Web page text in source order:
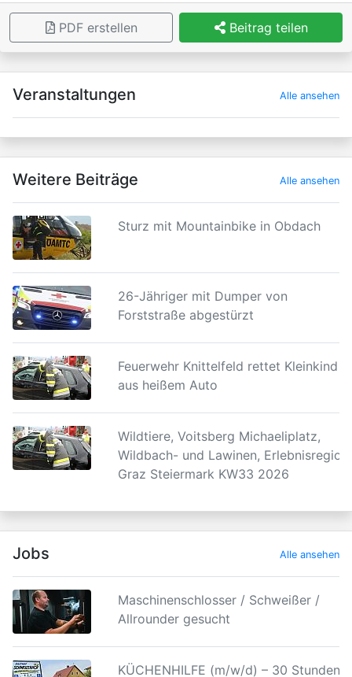
PDF erstellen Beitrag teilen
×
Veranstaltungen Alle ansehen
Weitere Beiträge Alle ansehen
Sturz mit Mountainbike in Obdach
26-Jähriger mit Dumper von
Forststraße abgestürzt
Feuerwehr Knittelfeld rettet Kleinkind
aus heißem Auto
Wildtiere, Voitsberg Michaeliplatz,
Wildbach- und Lawinen, Erlebnisregion
Graz Steiermark KW33 2026
Jobs Alle ansehen
Maschinenschlosser / Schweißer /
Allrounder gesucht
KÜCHENHILFE (m/w/d) – 30 Stunden |